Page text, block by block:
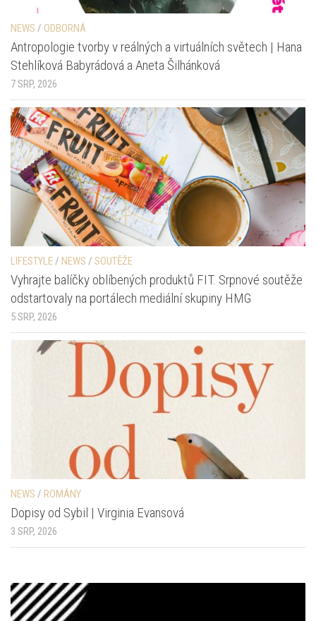
NEWS / ODBORNÁ
Antropologie tvorby v reálných a virtuálních světech | Hana
Stehlíková Babyrádová a Aneta Šilhánková
7 SRP, 2026
LIFESTYLE/ NEWS / SOUTĚŽE
Vyhrajte balíčky oblíbených produktů FIT. Srpnové soutěže
odstartovaly na portálech mediální skupiny HMG
5 SRP, 2026
NEWS / ROMÁNY
Dopisy od Sybil | Virginia Evansová
3 SRP, 2026